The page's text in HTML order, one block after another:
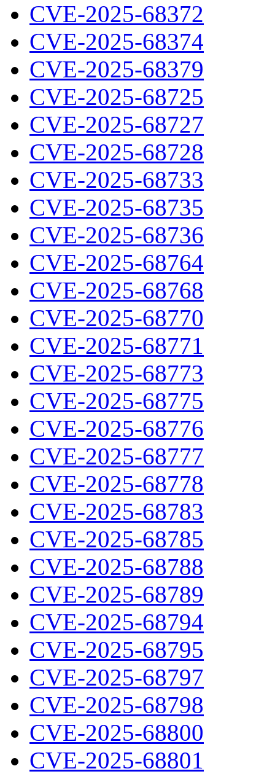
CVE-2025-68372
CVE-2025-68374
CVE-2025-68379
CVE-2025-68725
CVE-2025-68727
CVE-2025-68728
CVE-2025-68733
CVE-2025-68735
CVE-2025-68736
CVE-2025-68764
CVE-2025-68768
CVE-2025-68770
CVE-2025-68771
CVE-2025-68773
CVE-2025-68775
CVE-2025-68776
CVE-2025-68777
CVE-2025-68778
CVE-2025-68783
CVE-2025-68785
CVE-2025-68788
CVE-2025-68789
CVE-2025-68794
CVE-2025-68795
CVE-2025-68797
CVE-2025-68798
CVE-2025-68800
CVE-2025-68801